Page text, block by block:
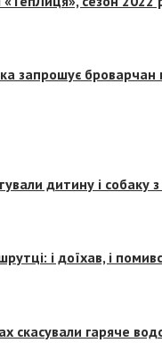
запрошує
дитину і
і доїхав, і
скасували гаряче